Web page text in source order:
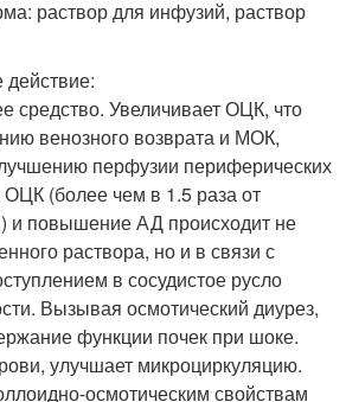
раствор для инфузий, раствор
действие:
Увеличивает ОЦК, что
венозного возврата и МОК,
перфузии периферических
ОЦК (более чем в 1.5 раза от
и повышение АД происходит не
раствора, но и в связи с
в сосудистое русло
Вызывая осмотический диурез,
функции почек при шоке.
улучшает микроциркуляцию.
осмотическим свойствам